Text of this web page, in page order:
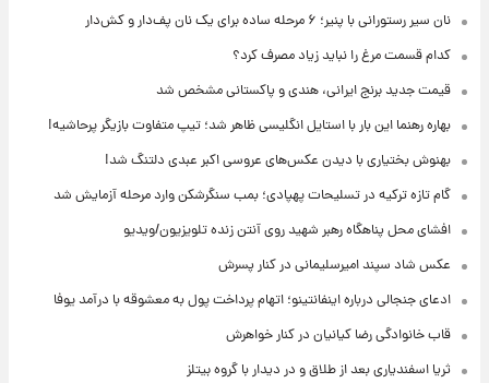
نان سیر رستورانی با پنیر؛ ۶ مرحله ساده برای یک نان پف‌دار و کش‌دار
کدام قسمت مرغ را نباید زیاد مصرف کرد؟
قیمت جدید برنج ایرانی، هندی و پاکستانی مشخص شد
بهاره رهنما این بار با استایل انگلیسی ظاهر شد؛ تیپ متفاوت بازیگر پرحاشیه!
بهنوش بختیاری با دیدن عکس‌های عروسی اکبر عبدی دلتنگ شد!
گام تازه ترکیه در تسلیحات پهپادی؛ بمب سنگرشکن وارد مرحله آزمایش شد
افشای محل پناهگاه‌ رهبر شهید روی آنتن زنده تلویزیون/ویدیو
عکس شاد سپند امیرسلیمانی در کنار پسرش
ادعای جنجالی درباره اینفانتینو؛ اتهام پرداخت پول به معشوقه با درآمد یوفا
قاب خانوادگی رضا کیانیان در کنار خواهرش
ثریا اسفندیاری بعد از طلاق و در دیدار با گروه بیتلز